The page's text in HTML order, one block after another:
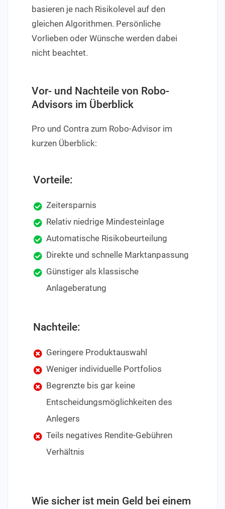
basieren je nach Risikolevel auf den
gleichen Algorithmen. Persönliche
Vorlieben oder Wünsche werden dabei
nicht beachtet.
Vor- und Nachteile von Robo-
Advisors im Überblick
Pro und Contra zum Robo-Advisor im
kurzen Überblick:
Vorteile:
Zeitersparnis
Relativ niedrige Mindesteinlage
Automatische Risikobeurteilung
Direkte und schnelle Marktanpassung
Günstiger als klassische
Anlageberatung
Nachteile:
Geringere Produktauswahl
Weniger individuelle Portfolios
Begrenzte bis gar keine
Entscheidungsmöglichkeiten des
Anlegers
Teils negatives Rendite-Gebühren
Verhältnis
Wie sicher ist mein Geld bei einem